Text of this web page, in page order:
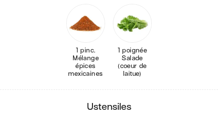
1 pinc.
Mélange
épices
mexicaines
1 poignée
Salade
(coeur de
laitue)
ustensiles